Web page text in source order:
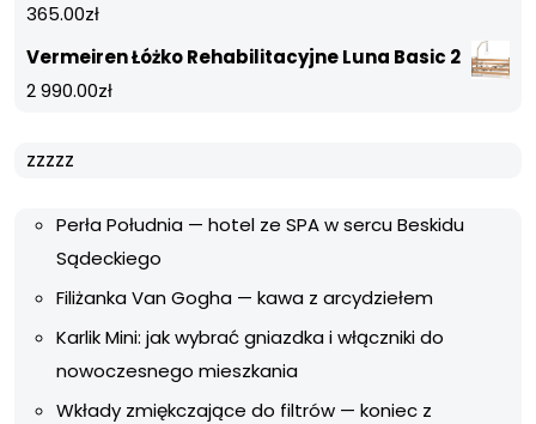
365.00zł
Vermeiren Łóżko Rehabilitacyjne Luna Basic 2
2 990.00zł
zzzzz
Perła Południa — hotel ze SPA w sercu Beskidu
Sądeckiego
Filiżanka Van Gogha — kawa z arcydziełem
Karlik Mini: jak wybrać gniazdka i włączniki do
nowoczesnego mieszkania
Wkłady zmiękczające do filtrów — koniec z